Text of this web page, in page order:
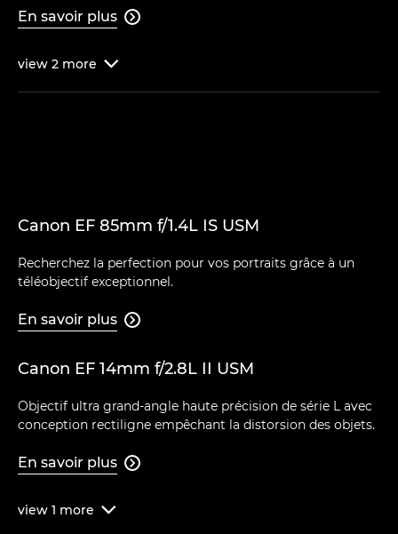
En savoir plus 
view 2 more 
Canon EF 85mm f/1.4L IS USM
Recherchez la perfection pour vos portraits grâce à un
téléobjectif exceptionnel.
En savoir plus 
Canon EF 14mm f/2.8L II USM
Objectif ultra grand-angle haute précision de série L avec
conception rectiligne empêchant la distorsion des objets.
En savoir plus 
view 1 more 